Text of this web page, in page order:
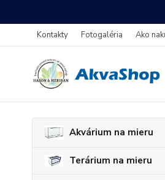
Kontakty Fotogaléria Ako
Akvárium na mieru
Terárium na mieru